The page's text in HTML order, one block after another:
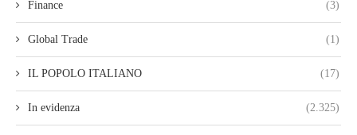
Finance (3)
Global Trade (1)
IL POPOLO ITALIANO (17)
In evidenza (2.325)